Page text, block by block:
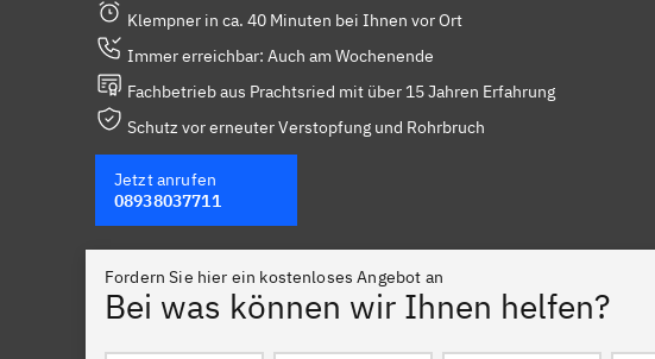
Klempner in ca. 40 Minuten bei Ihnen vor Ort
Immer erreichbar: Auch am Wochenende
Fachbetrieb aus Prachtsried mit über 15 Jahren Erfahrung
Schutz vor erneuter Verstopfung und Rohrbruch
Jetzt anrufen
08938037711
Fordern Sie hier ein kostenloses Angebot an
Bei was können wir Ihnen helfen?